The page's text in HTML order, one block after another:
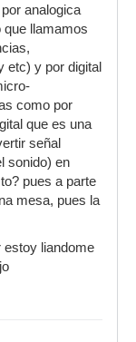
analogica
que llamamos
etc) y por digital
como por
que es una
señal
sonido) en
pues a parte
mesa, pues la
estoy liandome